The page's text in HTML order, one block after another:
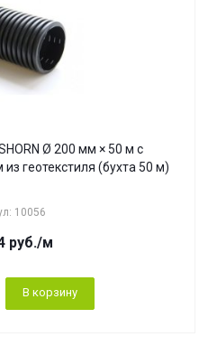
Ø 200 мм × 50 м с
геотекстиля (бухта 50 м)
10056
руб./м
В корзину